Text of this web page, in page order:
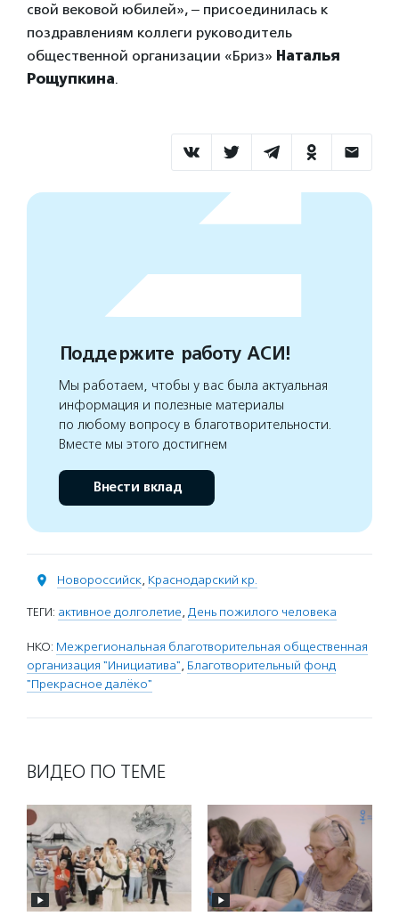
свой вековой юбилей», ‒ присоединилась к
поздравлениям коллеги руководитель
общественной организации «Бриз» Наталья
Рощупкина.
Поддержите работу АСИ!
Мы работаем, чтобы у вас была актуальная
информация и полезные материалы
по любому вопросу в благотворительности.
Вместе мы этого достигнем
Внести вклад
Новороссийск, Краснодарский кр.
ТЕГИ: активное долголетие, День пожилого человека
НКО: Межрегиональная благотворительная общественная
организация "Инициатива", Благотворительный фонд
"Прекрасное далёко"
ВИДЕО ПО ТЕМЕ